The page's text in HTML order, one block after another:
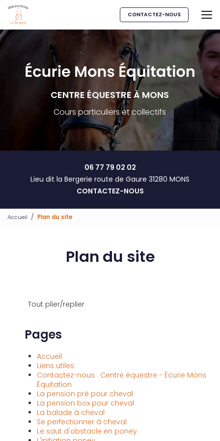
Aller
contenu
principal
CONTACTEZ-NOUS
CENTRE ÉQUESTRE À MONS
Cours particuliers et collectifs
06 77 79 02 02
Lieu dit la Bergerie route de Gaure 31280 MONS
CONTACTEZ-NOUS
Accueil Plan du site
Plan du site
Tout plier/replier
Pages
Accueil
Liens utiles
Contactez-nous : Centre équestre - Écurie Mons
Équitation
La pension pré pour cheval
La pension box pour cheval
La balade à cheval
Se perfectionner à cheval
Le saut d'obstacle en poney